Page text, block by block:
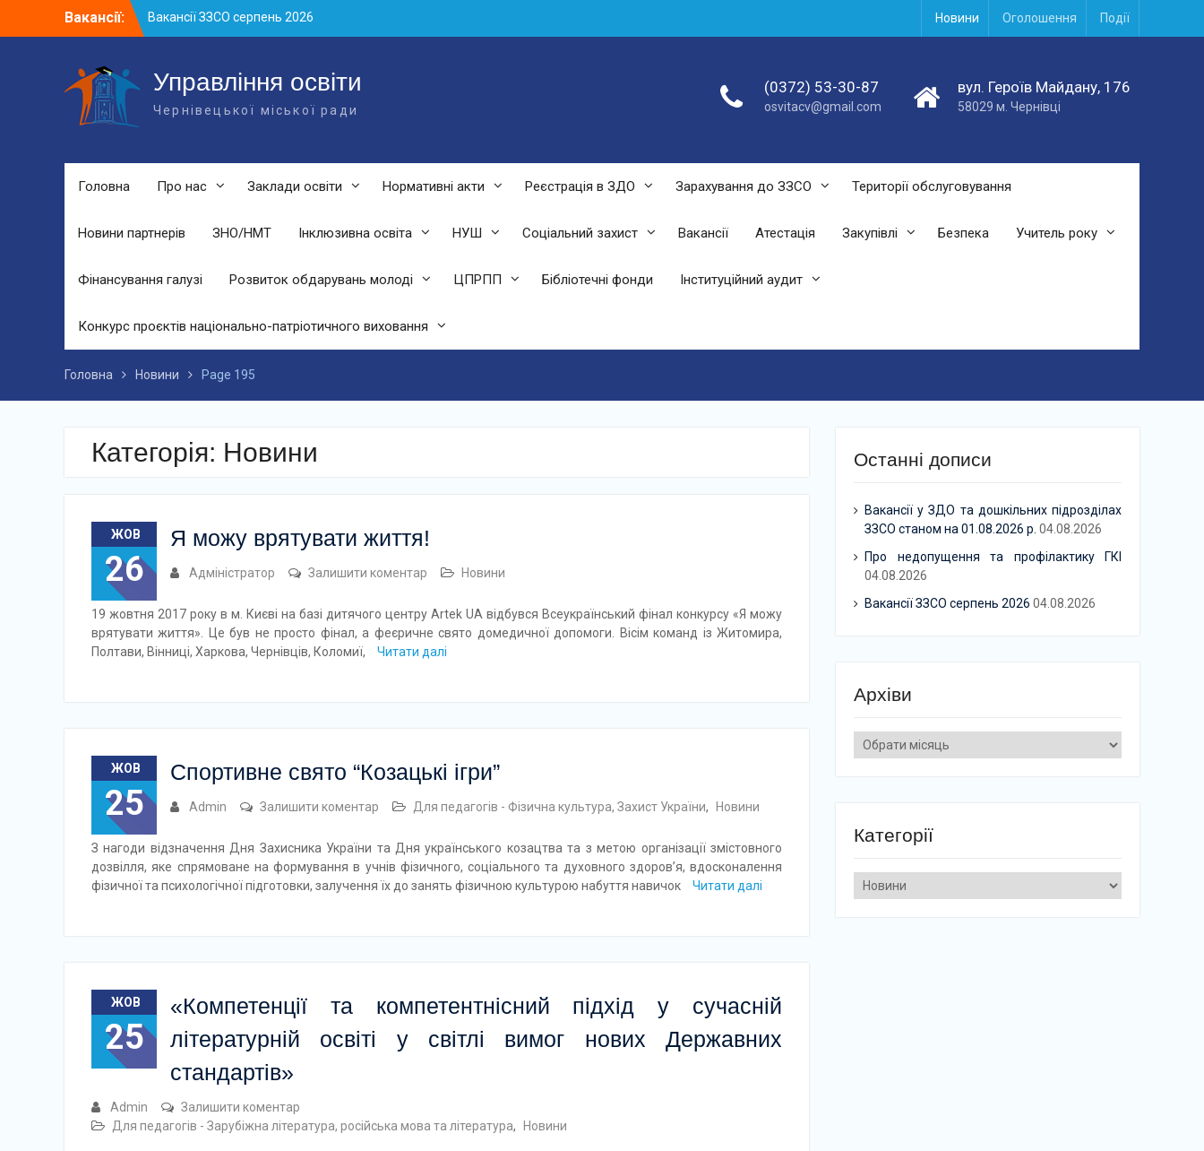
Вакансії:
Вакансії ЗЗСО серпень 2026
Вакансії ЗЗСО червень 2026
підрозділах ЗЗСО станом на 01.08.2026
р.
Новини Оголошення Події
Управління освіти
Чернівецької міської ради
(0372) 53-30-87
osvitacv@gmail.com
вул. Героїв Майдану, 176
58029 м. Чернівці
Головна Про нас Заклади освіти Нормативні акти Реєстрація в ЗДО Зарахування до ЗЗСО Території обслуговування
Новини партнерів ЗНО/НМТ Інклюзивна освіта НУШ Соціальний захист Вакансії Атестація Закупівлі Безпека Учитель року
Фінансування галузі Розвиток обдарувань молоді ЦПРПП Бібліотечні фонди Інституційний аудит
Конкурс проєктів національно-патріотичного виховання
Головна Новини Page 195
Категорія: Новини
ЖОВ
26
Я можу врятувати життя!
Адміністратор Залишити коментар Новини
19 жовтня 2017 року в м. Києві на базі дитячого центру Artek UA відбувся Всеукраїнський фінал конкурсу «Я можу
врятувати життя». Це був не просто фінал, а феєричне свято домедичної допомоги. Вісім команд із Житомира,
Полтави, Вінниці, Харкова, Чернівців, Коломиї,
Читати далі
ЖОВ
25
Спортивне свято “Козацькі ігри”
Admin Залишити коментар Для педагогів - Фізична культура, Захист України, Новини
З нагоди відзначення Дня Захисника України та Дня українського козацтва та з метою організації змістовного
дозвілля, яке спрямоване на формування в учнів фізичного, соціального та духовного здоров’я, вдосконалення
фізичної та психологічної підготовки, залучення їх до занять фізичною культурою набуття навичок
Читати далі
ЖОВ
25
«Компетенції та компетентнісний підхід у сучасній
літературній освіті у світлі вимог нових Державних
стандартів»
Admin
Залишити коментар
Для педагогів - Зарубіжна література, російська мова та література, Новини
Останні дописи
Вакансії у ЗДО та дошкільних підрозділах
ЗЗСО станом на 01.08.2026 р. 04.08.2026
Про недопущення та профілактику ГКІ
04.08.2026
Вакансії ЗЗСО серпень 2026 04.08.2026
Архіви
Архіви
Категорії
Категорії